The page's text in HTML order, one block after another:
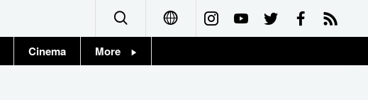
Cinema More